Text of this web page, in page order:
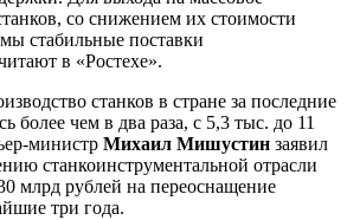
со снижением их стоимости
стабильные поставки
в «Ростехе».
станков в стране за последние
более чем в два раза, с 5,3 тыс. до 11
министр Михаил Мишустин заявил
станкоинструментальной отрасли
млрд рублей на переоснащение
три года.